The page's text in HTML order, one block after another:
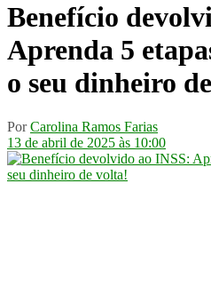
Benefício
Aprenda 5
o seu dinheiro
Por Carolina Ramos Farias
13 de abril de 2025 às 10:00